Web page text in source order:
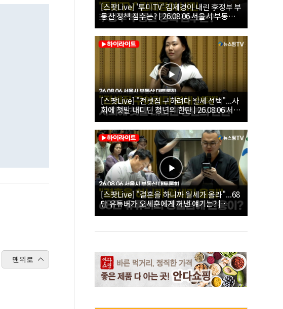
맨위로
[스팟Live] '투미TV' 김제경이 내린 李정부 부
동산 정책 점수는? | 26.08.06 서울시 부동산
대토론회
[스팟Live] "전셋집 구하려다 월세 선택"...사
회에 첫발 내디딘 청년의 한탄 | 26.08.06 서울
시 부동산 대토론회
[스팟Live] "결혼을 하니까 월세가 올라"...68
만 유튜버가 오세훈에게 꺼낸 얘기는? |
26.08.06 서울시 부동산 대토론회